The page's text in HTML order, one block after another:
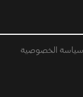
سياسة الخصوصية